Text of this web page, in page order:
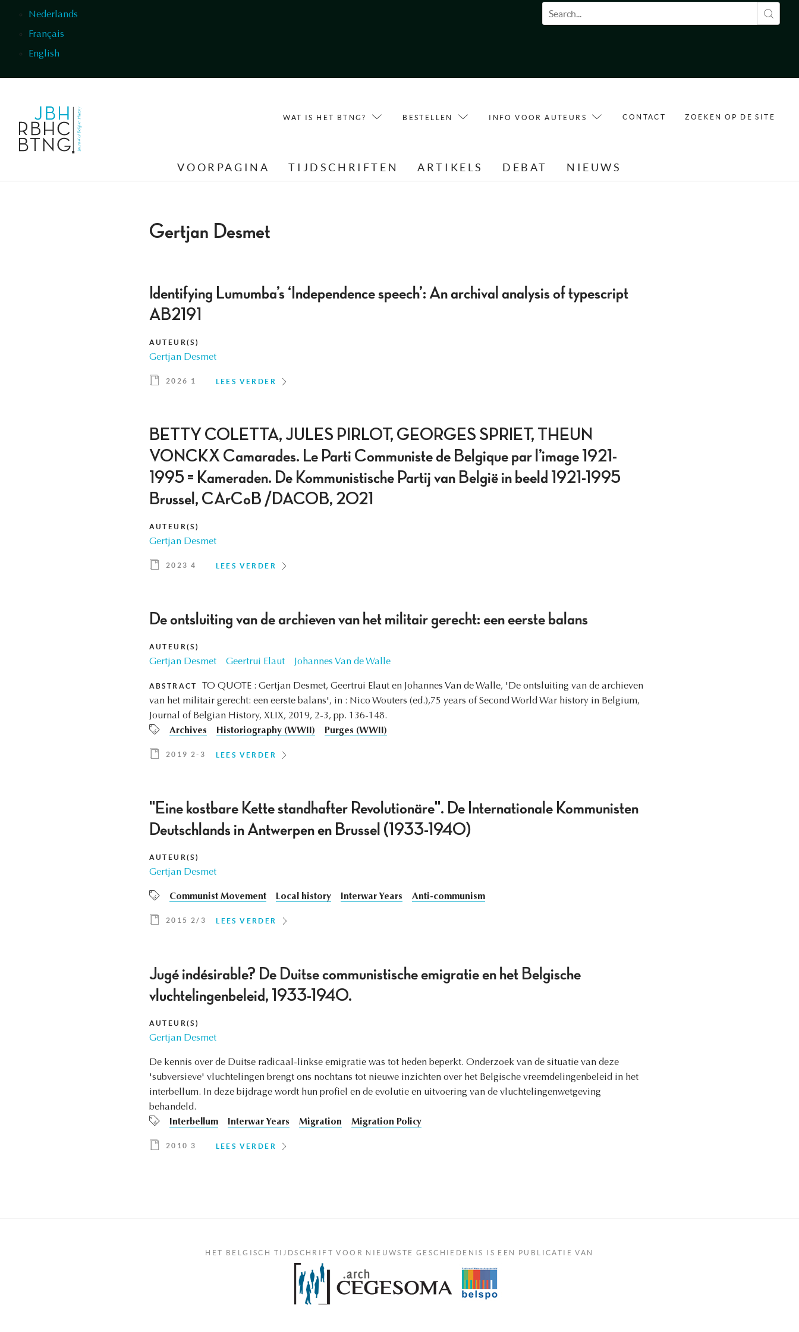
Nederlands
Français
English
Zoekveld
WAT IS HET BTNG? BESTELLEN INFO VOOR AUTEURS CONTACT ZOEKEN OP DE SITE
VOORPAGINA TIJDSCHRIFTEN ARTIKELS DEBAT NIEUWS
Gertjan Desmet
Identifying Lumumba’s ‘Independence speech’: An archival analysis of typescript
AB2191
AUTEUR(S)
Gertjan Desmet
2026 1 LEES VERDER
BETTY COLETTA, JULES PIRLOT, GEORGES SPRIET, THEUN
VONCKX Camarades. Le Parti Communiste de Belgique par l’image 1921-
1995 = Kameraden. De Kommunistische Partij van België in beeld 1921-1995
Brussel, CArCoB /DACOB, 2021
AUTEUR(S)
Gertjan Desmet
2023 4 LEES VERDER
De ontsluiting van de archieven van het militair gerecht: een eerste balans
AUTEUR(S)
Gertjan Desmet Geertrui Elaut Johannes Van de Walle
ABSTRACT
TO QUOTE : Gertjan Desmet, Geertrui Elaut en Johannes Van de Walle, 'De ontsluiting van de archieven
van het militair gerecht: een eerste balans', in : Nico Wouters (ed.),75 years of Second World War history in Belgium,
Journal of Belgian History, XLIX, 2019, 2-3, pp. 136-148.
Archives
Historiography (WWII) Purges (WWII)
2019 2-3 LEES VERDER
"Eine kostbare Kette standhafter Revolutionäre". De Internationale Kommunisten
Deutschlands in Antwerpen en Brussel (1933-1940)
AUTEUR(S)
Gertjan Desmet
Communist Movement Local history Interwar Years Anti-communism
2015 2/3 LEES VERDER
Jugé indésirable? De Duitse communistische emigratie en het Belgische
vluchtelingenbeleid, 1933-1940.
AUTEUR(S)
Gertjan Desmet
De kennis over de Duitse radicaal-linkse emigratie was tot heden beperkt. Onderzoek van de situatie van deze
'subversieve' vluchtelingen brengt ons nochtans tot nieuwe inzichten over het Belgische vreemdelingenbeleid in het
interbellum. In deze bijdrage wordt hun profiel en de evolutie en uitvoering van de vluchtelingenwetgeving
behandeld.
Interbellum
Interwar Years Migration Migration Policy
2010 3 LEES VERDER
HET BELGISCH TIJDSCHRIFT VOOR NIEUWSTE GESCHIEDENIS IS EEN PUBLICATIE VAN